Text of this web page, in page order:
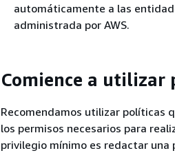
automáticamente a las
administrada por AWS.
Comience a
Recomendamos utilizar políticas
los permisos necesarios para
privilegio mínimo es redactar